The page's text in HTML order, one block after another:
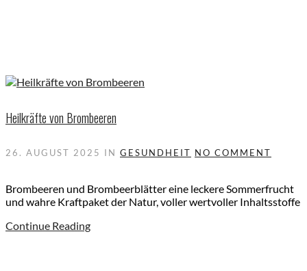
Heilkräfte von Brombeeren
26. AUGUST 2025 IN GESUNDHEIT NO COMMENT
Brombeeren und Brombeerblätter eine leckere Sommerfrucht
und wahre Kraftpaket der Natur, voller wertvoller Inhaltsstoffe
Continue Reading